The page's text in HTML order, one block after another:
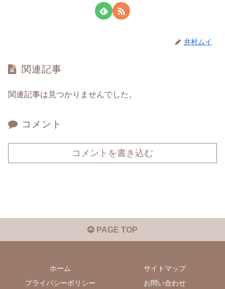
井村ムイ
関連記事
関連記事は見つかりませんでした。
コメント
コメントを書き込む
PAGE TOP
ホーム
サイトマップ
プライバシーポリシー
お問い合わせ